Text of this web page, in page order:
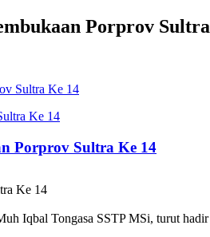
Porprov
Sultra Ke 14
Porprov Sultra Ke 14
Ke 14
Iqbal Tongasa SSTP MSi, turut